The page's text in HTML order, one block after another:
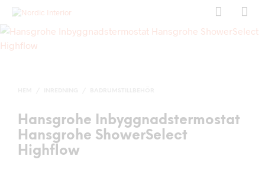
Hansgrohe Inbyggnadstermostat
Hansgrohe ShowerSelect
Highflow